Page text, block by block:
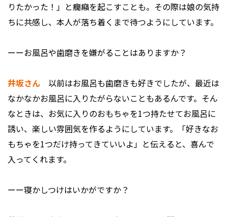
りたかった！」と癇癪を起こすことも。その際は娘の気持
ちに共感し、本人が落ち着くまで待つようにしています。
ーーお風呂や歯磨きを嫌がることはありますか？
井坂さん 以前はお風呂も歯磨きも好きでしたが、最近は
なかなかお風呂に入りたがらないこともあるんです。そん
なときは、お気に入りのおもちゃを1つ持たせてお風呂に
誘い、楽しい雰囲気を作るようにしています。「好きなお
もちゃを1つだけ持ってきていいよ」と伝えると、喜んで
入ってくれます。
ーー寝かしつけはいかがですか？